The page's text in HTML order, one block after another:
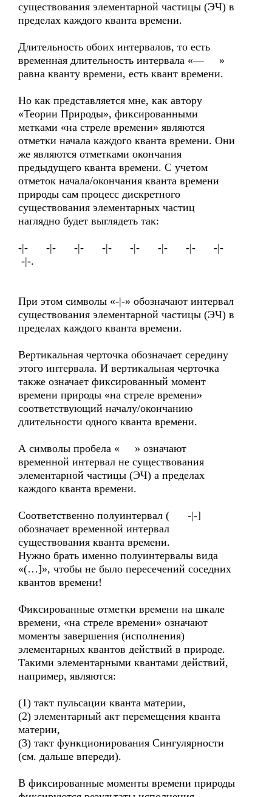
существования элементарной частицы (ЭЧ) в
пределах каждого кванта времени.
Длительность обоих интервалов, то есть
временная длительность интервала «— »
равна кванту времени, есть квант времени.
Но как представляется мне, как автору
«Теории Природы», фиксированными
метками «на стреле времени» являются
отметки начала каждого кванта времени. Они
же являются отметками окончания
предыдущего кванта времени. С учетом
отметок начала/окончания кванта времени
природы сам процесс дискретного
существования элементарных частиц
наглядно будет выглядеть так:
-|- -|- -|- -|- -|- -|- -|- -|-
-|-.
При этом символы «-|-» обозначают интервал
существования элементарной частицы (ЭЧ) в
пределах каждого кванта времени.
Вертикальная черточка обозначает середину
этого интервала. И вертикальная черточка
также означает фиксированный момент
времени природы «на стреле времени»
соответствующий началу/окончанию
длительности одного кванта времени.
А символы пробела « » означают
временной интервал не существования
элементарной частицы (ЭЧ) а пределах
каждого кванта времени.
Соответственно полуинтервал ( -|-]
обозначает временной интервал
существования кванта времени.
Нужно брать именно полуинтервалы вида
«(…]», чтобы не было пересечений соседних
квантов времени!
Фиксированные отметки времени на шкале
времени, «на стреле времени» означают
моменты завершения (исполнения)
элементарных квантов действий в природе.
Такими элементарными квантами действий,
например, являются:
(1) такт пульсации кванта материи,
(2) элементарный акт перемещения кванта
материи,
(3) такт функционирования Сингулярности
(см. дальше впереди).
В фиксированные моменты времени природы